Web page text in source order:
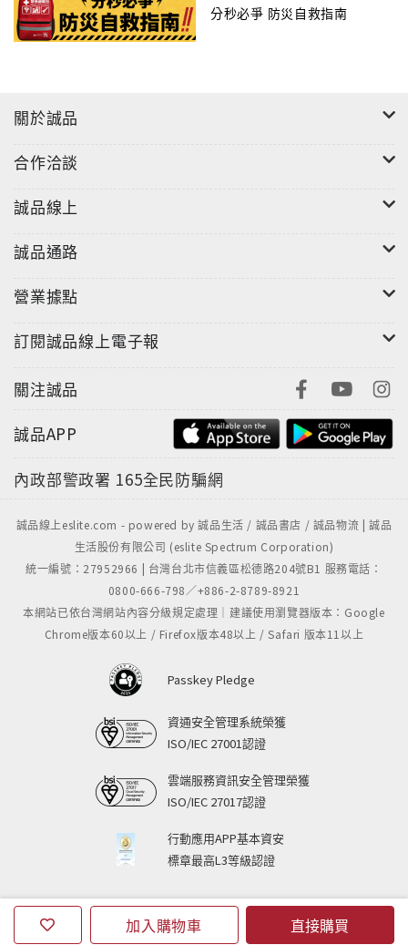
加入購物車 直接購買
成 份：青梅、糖、鳳梨、鹽
重 量：120g
保存方式：常溫
產 地：台灣、南投縣信義鄉
分秒必爭 防災自救指南
關於誠品
合作洽談
誠品線上
誠品通路
營業據點
訂閱誠品線上電子報
關注誠品
誠品APP
內政部警政署 165全民防騙網
誠品線上eslite.com - powered by 誠品生活 / 誠品書店 / 誠品物流 | 誠品
生活股份有限公司 (eslite Spectrum Corporation)
統一編號：27952966 | 台灣台北市信義區松德路204號B1 服務電話：
0800-666-798／+886-2-8789-8921
本網站已依台灣網站內容分級規定處理｜建議使用瀏覽器版本：Google
Chrome版本60以上 / Firefox版本48以上 / Safari 版本11以上
Passkey Pledge
資通安全管理系統榮獲
ISO/IEC 27001認證
雲端服務資訊安全管理榮獲
ISO/IEC 27017認證
行動應用APP基本資安
標章最高L3等級認證